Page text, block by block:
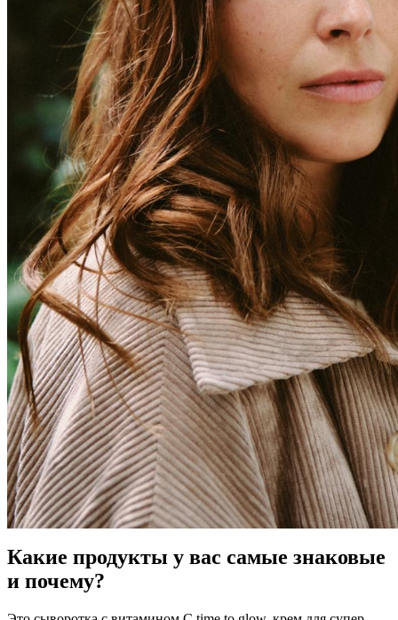
Какие продукты у вас самые знаковые
и почему?